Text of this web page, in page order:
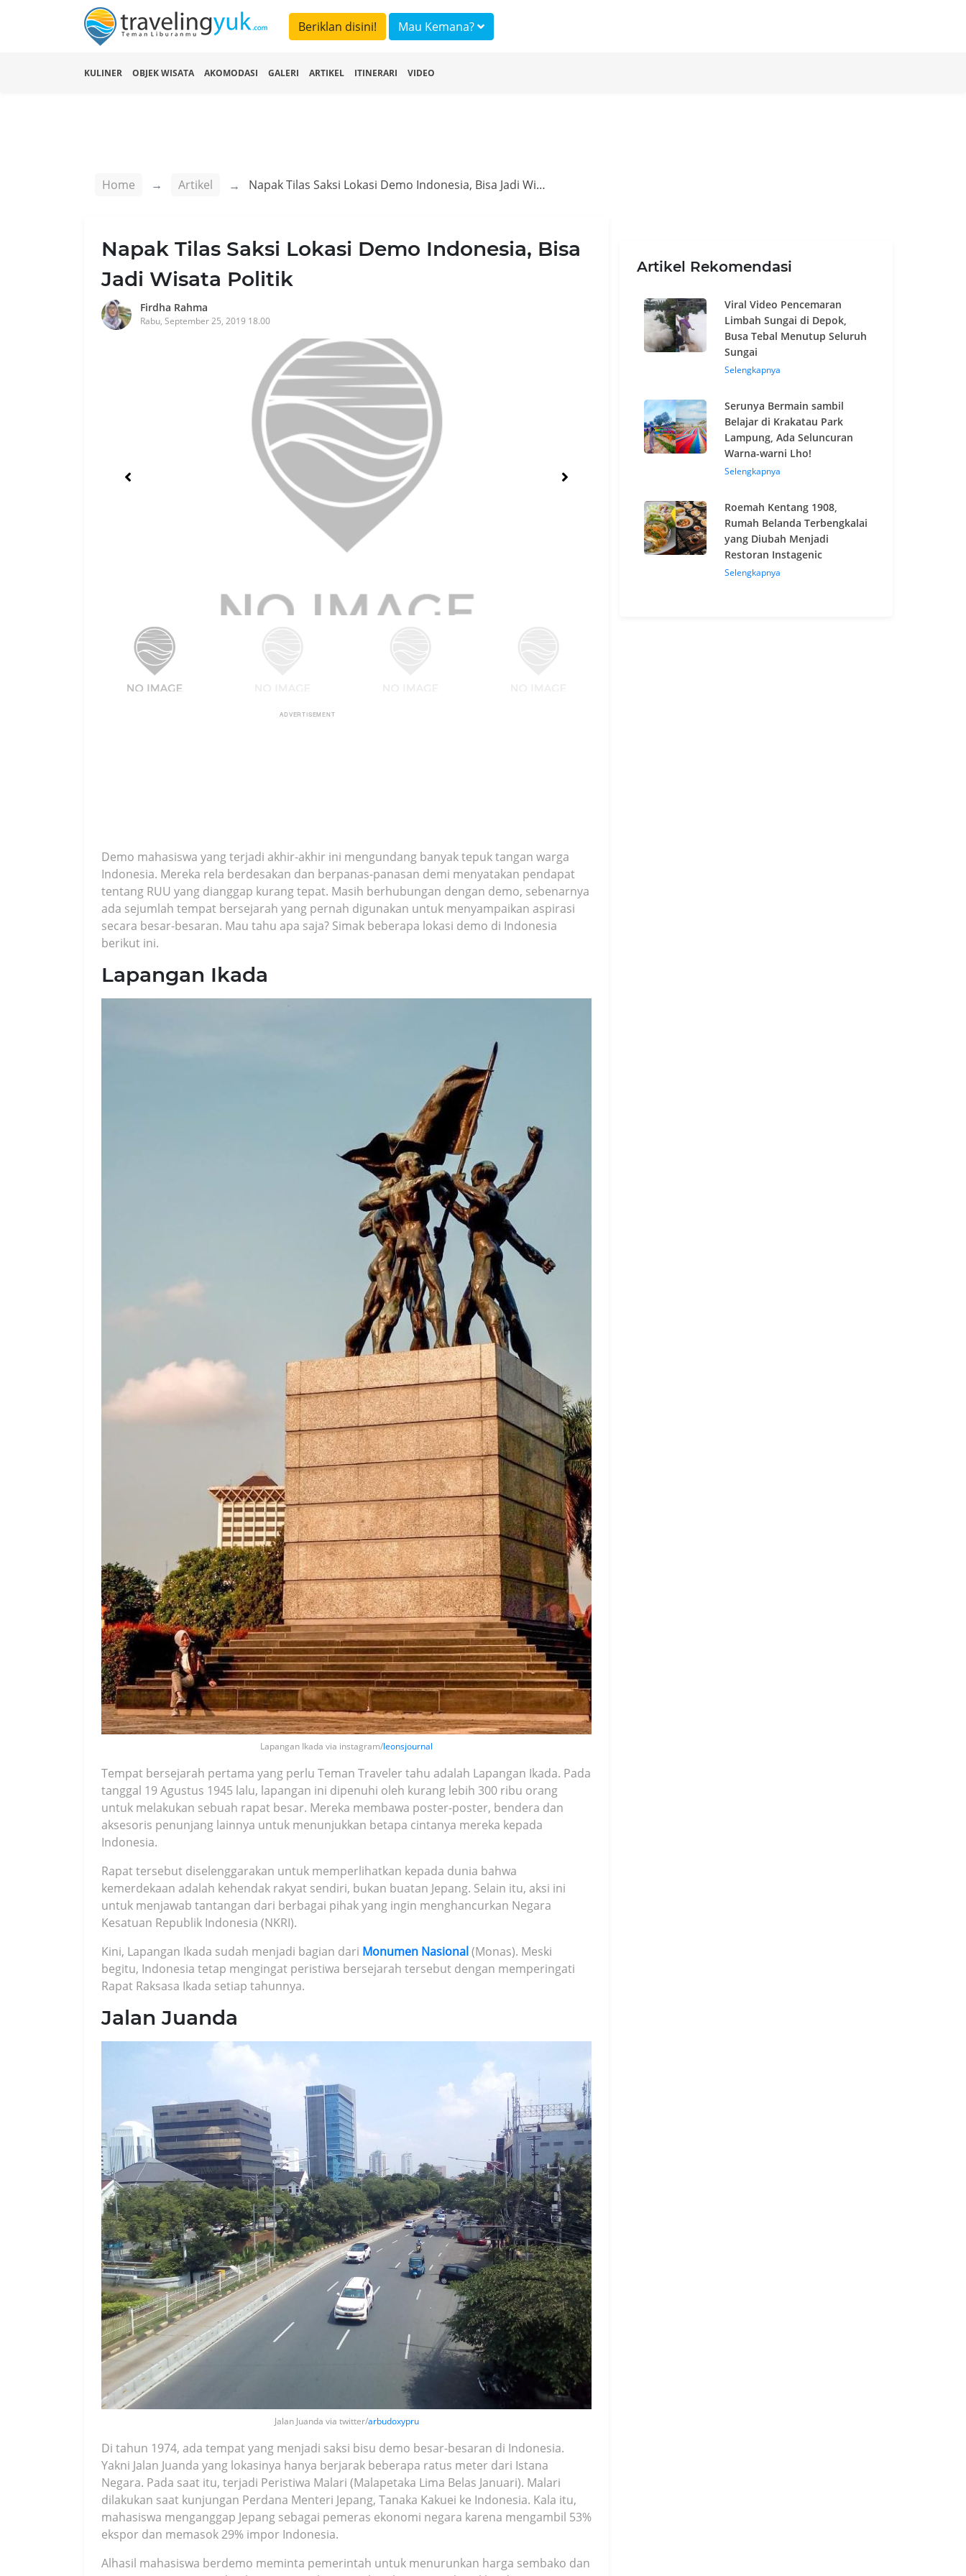
Beriklan disini! Mau Kemana?
KULINER OBJEK WISATA AKOMODASI GALERI ARTIKEL ITINERARI VIDEO
Home Artikel Napak Tilas Saksi Lokasi Demo Indonesia, Bisa Jadi Wisata Politik
Napak Tilas Saksi Lokasi Demo Indonesia, Bisa
Jadi Wisata Politik
Firdha Rahma
Rabu, September 25, 2019 18.00
ADVERTISEMENT
Demo mahasiswa yang terjadi akhir-akhir ini mengundang banyak tepuk tangan warga
Indonesia. Mereka rela berdesakan dan berpanas-panasan demi menyatakan pendapat
tentang RUU yang dianggap kurang tepat. Masih berhubungan dengan demo, sebenarnya
ada sejumlah tempat bersejarah yang pernah digunakan untuk menyampaikan aspirasi
secara besar-besaran. Mau tahu apa saja? Simak beberapa lokasi demo di Indonesia
berikut ini.
Lapangan Ikada
Lapangan Ikada via instagram/leonsjournal
Tempat bersejarah pertama yang perlu Teman Traveler tahu adalah Lapangan Ikada. Pada
tanggal 19 Agustus 1945 lalu, lapangan ini dipenuhi oleh kurang lebih 300 ribu orang
untuk melakukan sebuah rapat besar. Mereka membawa poster-poster, bendera dan
aksesoris penunjang lainnya untuk menunjukkan betapa cintanya mereka kepada
Indonesia.
Rapat tersebut diselenggarakan untuk memperlihatkan kepada dunia bahwa
kemerdekaan adalah kehendak rakyat sendiri, bukan buatan Jepang. Selain itu, aksi ini
untuk menjawab tantangan dari berbagai pihak yang ingin menghancurkan Negara
Kesatuan Republik Indonesia (NKRI).
Kini, Lapangan Ikada sudah menjadi bagian dari Monumen Nasional(Monas). Meski
begitu, Indonesia tetap mengingat peristiwa bersejarah tersebut dengan memperingati
Rapat Raksasa Ikada setiap tahunnya.
Jalan Juanda
Jalan Juanda via twitter/arbudoxypru
Di tahun 1974, ada tempat yang menjadi saksi bisu demo besar-besaran di Indonesia.
Yakni Jalan Juanda yang lokasinya hanya berjarak beberapa ratus meter dari Istana
Negara. Pada saat itu, terjadi Peristiwa Malari (Malapetaka Lima Belas Januari). Malari
dilakukan saat kunjungan Perdana Menteri Jepang, Tanaka Kakuei ke Indonesia. Kala itu,
mahasiswa menganggap Jepang sebagai pemeras ekonomi negara karena mengambil 53%
ekspor dan memasok 29% impor Indonesia.
Alhasil mahasiswa berdemo meminta pemerintah untuk menurunkan harga sembako dan
Artikel Rekomendasi
Viral Video Pencemaran
Limbah Sungai di Depok,
Busa Tebal Menutup Seluruh
Sungai
Selengkapnya
Serunya Bermain sambil
Belajar di Krakatau Park
Lampung, Ada Seluncuran
Warna-warni Lho!
Selengkapnya
Roemah Kentang 1908,
Rumah Belanda Terbengkalai
yang Diubah Menjadi
Restoran Instagenic
Selengkapnya